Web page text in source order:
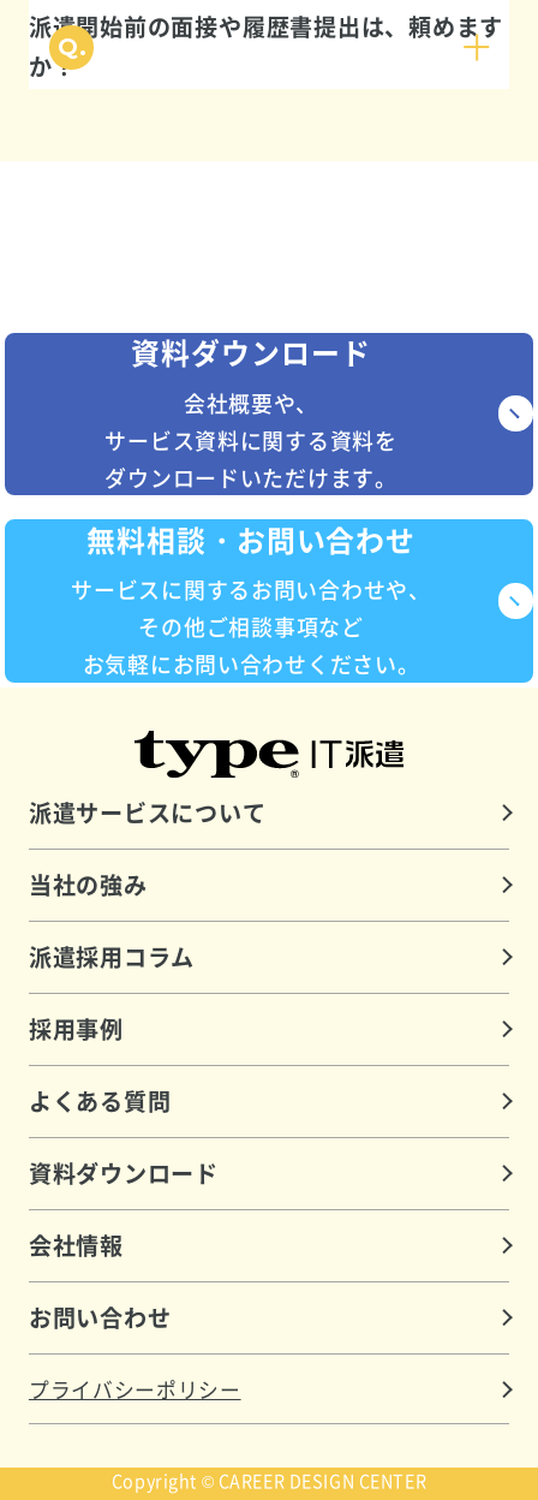
派遣開始前の面接や履歴書提出は、頼めます
か？
資料ダウンロード
会社概要や、
サービス資料に関する資料を
ダウンロードいただけます。
無料相談・お問い合わせ
サービスに関するお問い合わせや、
その他ご相談事項など
お気軽にお問い合わせください。
派遣サービスについて
派遣採用コラム
採用事例
当社の強み
よくある質問
資料ダウンロード
会社情報
お問い合わせ
プライバシーポリシー
Copyright © CAREER DESIGN CENTER